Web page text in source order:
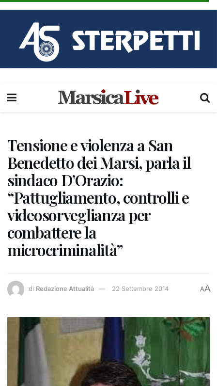
Tensione e violenza a San
Benedetto dei Marsi, parla il
sindaco D’Orazio:
“Pattugliamento, controlli e
videosorveglianza per
combattere la
microcriminalità”
di Redazione Attualità 22 Settembre 2014 AA